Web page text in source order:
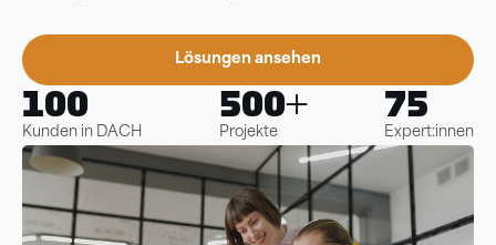
100
Kunden in DACH
500+
Projekte
75
Expert:innen
Lösungen ansehen